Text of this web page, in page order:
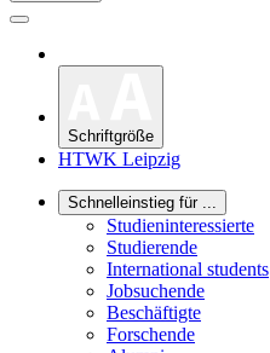
Schriftgröße
HTWK Leipzig
Schnelleinstieg für ...
Studieninteressierte
Studierende
International students
Jobsuchende
Beschäftigte
Forschende